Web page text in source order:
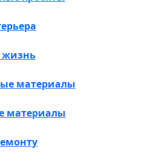
жизнь
материалы
материалы